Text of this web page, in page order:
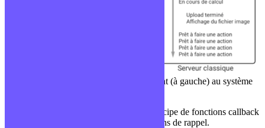
Schéma comparant le système non bloquant (à gauche) au système
Le modèle non-bloquant repose sur le principe de fonctions callback
ou que l’on appelle en français des fonctions de rappel.